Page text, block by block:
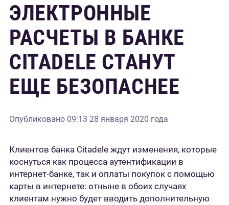
ЭЛЕКТРОННЫЕ
РАСЧЕТЫ В БАНКЕ
CITADELE СТАНУТ
ЕЩЕ БЕЗОПАСНЕЕ
Опубликовано 09:13 28 января 2020 года
Клиентов банка Citadele ждут изменения, которые
коснуться как процесса аутентификации в
интернет-банке, так и оплаты покупок с помощью
карты в интернете: отныне в обоих случаях
клиентам нужно будет вводить дополнительную